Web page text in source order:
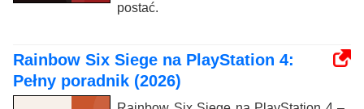
postać.
Rainbow Six Siege na PlayStation 4:
Pełny poradnik (2026)